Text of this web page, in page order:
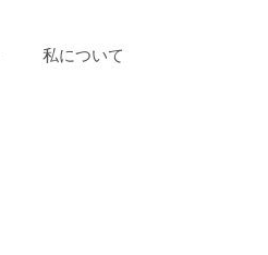
私について